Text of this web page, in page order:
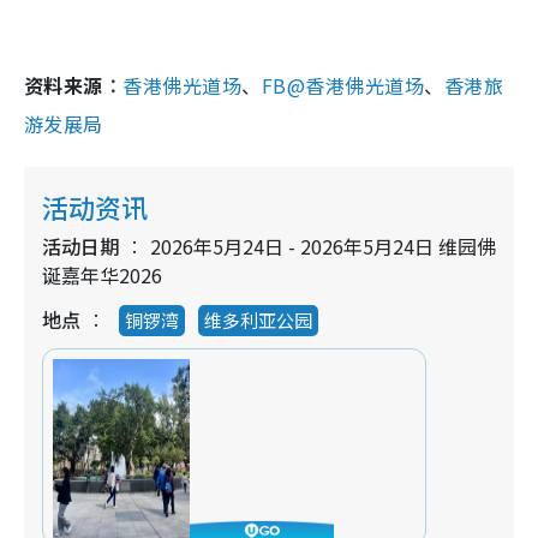
资料来源︰ 香港佛光道场、 FB@香港佛光道场、 香港旅
游发展局
活动资讯
活动日期
2026年5月24日 - 2026年5月24日 维园佛
诞嘉年华2026
地点
铜锣湾 维多利亚公园